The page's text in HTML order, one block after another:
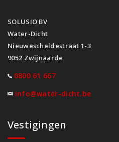
SOLUSIO BV
Water-Dicht
Nieuwescheldestraat 1-3
9052 Zwijnaarde
0800 61 667
info@water-dicht.be
Vestigingen